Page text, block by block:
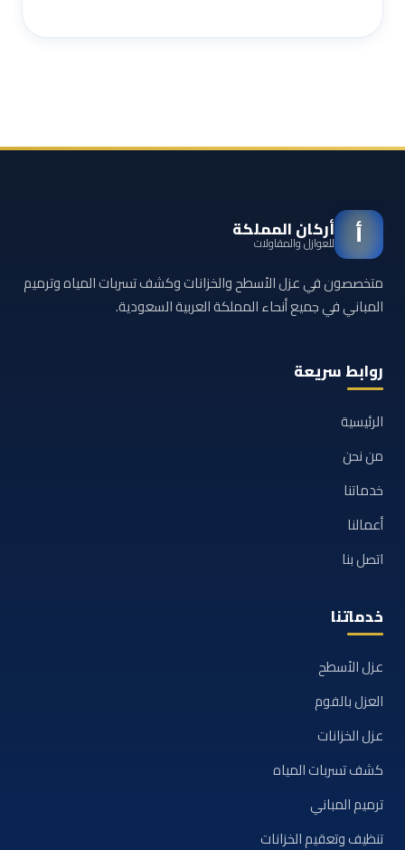
أ أركان المملكة
للعوازل والمقاولات
متخصصون في عزل الأسطح والخزانات وكشف تسربات المياه وترميم
المباني في جميع أنحاء المملكة العربية السعودية.
روابط سريعة
الرئيسية
من نحن
خدماتنا
أعمالنا
اتصل بنا
خدماتنا
عزل الأسطح
العزل بالفوم
عزل الخزانات
كشف تسربات المياه
ترميم المباني
تنظيف وتعقيم الخزانات